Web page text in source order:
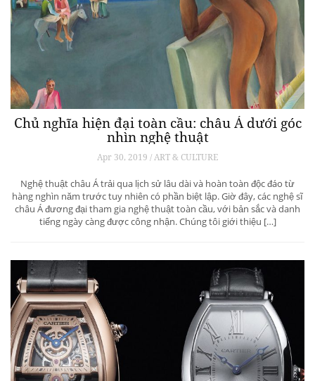
Chủ nghĩa hiện đại toàn cầu: châu Á dưới góc
nhìn nghệ thuật
Apr 30, 2019 / ART & CULTURE
Nghệ thuật châu Á trải qua lịch sử lâu dài và hoàn toàn độc đáo từ
hàng nghìn năm trước tuy nhiên có phần biệt lập. Giờ đây, các nghệ sĩ
châu Á đương đại tham gia nghệ thuật toàn cầu, với bản sắc và danh
tiếng ngày càng được công nhận. Chúng tôi giới thiệu […]